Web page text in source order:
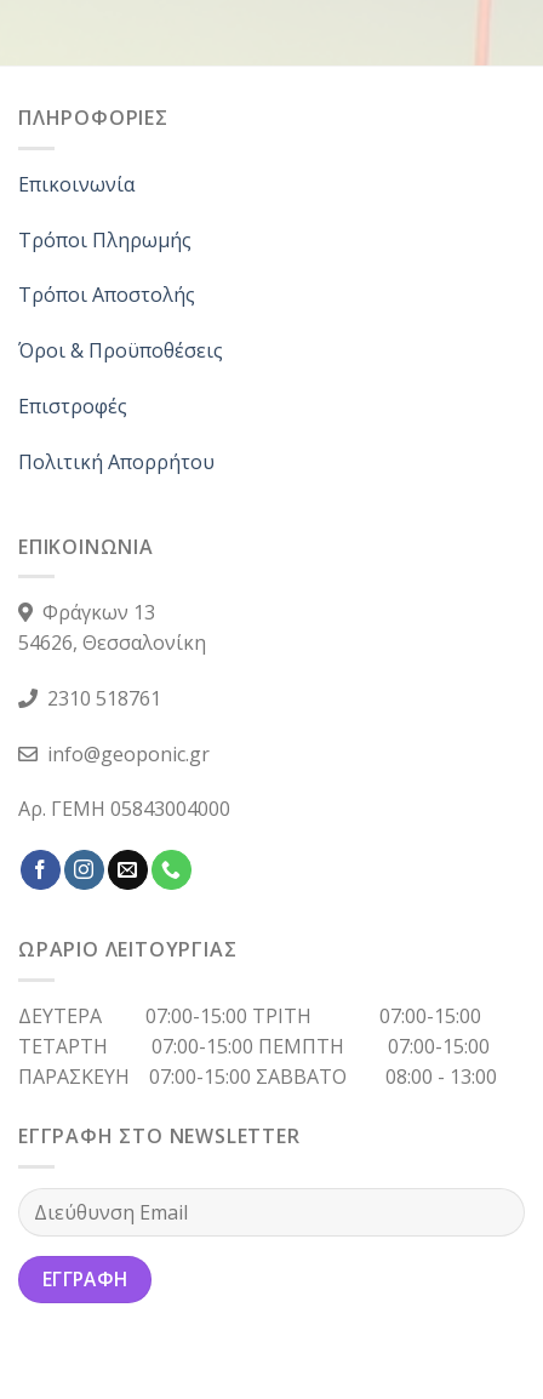
ΠΛΗΡΟΦΟΡΙΕΣ
Επικοινωνία
Τρόποι Πληρωμής
Τρόποι Αποστολής
Όροι & Προϋποθέσεις
Επιστροφές
Πολιτική Απορρήτου
ΕΠΙΚΟΙΝΩΝΙΑ
Φράγκων 13
54626, Θεσσαλονίκη
2310 518761
info@geoponic.gr
Αρ. ΓΕΜΗ 05843004000
ΩΡΑΡΙΟ ΛΕΙΤΟΥΡΓΙΑΣ
ΔΕΥΤΕΡΑ 07:00-15:00 ΤΡΙΤΗ 07:00-15:00
ΤΕΤΑΡΤΗ 07:00-15:00 ΠΕΜΠΤΗ 07:00-15:00
ΠΑΡΑΣΚΕΥΗ 07:00-15:00 ΣΑΒΒΑΤΟ 08:00 - 13:00
ΕΓΓΡΑΦΗ ΣΤΟ NEWSLETTER